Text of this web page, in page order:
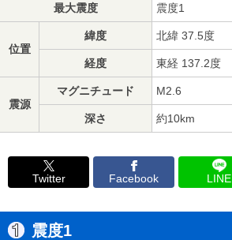
最大震度 震度1
位置
緯度 北緯 37.5度
経度 東経 137.2度
震源
マグニチュード M2.6
深さ 約10km
Twitter Facebook LINE
震度1